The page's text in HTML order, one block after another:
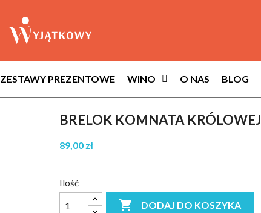
ZESTAWY PREZENTOWE WINO O NAS BLOG
BRELOK KOMNATA KRÓLOWEJ
89,00 zł
Ilość
 DODAJ DO KOSZYKA